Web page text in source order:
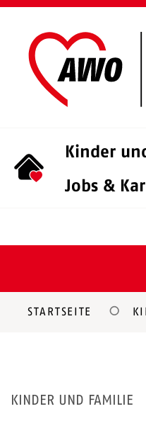
Kinder
Jobs &
STARTSEITE
KINDER UND FAMILIE